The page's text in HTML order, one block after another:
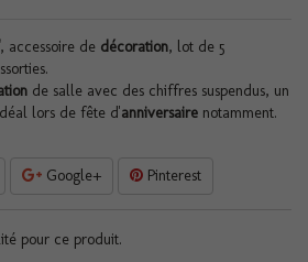
, accessoire de décoration, lot de 5
de salle avec des chiffres suspendus, un
lors de fête d'anniversaire notamment.
Google+ Pinterest
pour ce produit.